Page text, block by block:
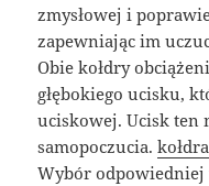
zmysłowej i
zapewniając im
Obie kołdry
głębokiego ucisku,
uciskowej. Ucisk ten
samopoczucia.
Wybór odpowiedniej